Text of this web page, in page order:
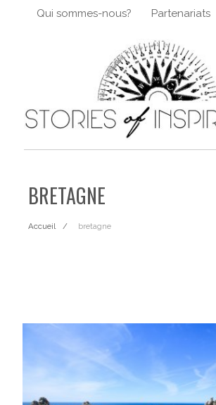
Qui sommes-nous? Partenariats
BRETAGNE
Accueil bretagne